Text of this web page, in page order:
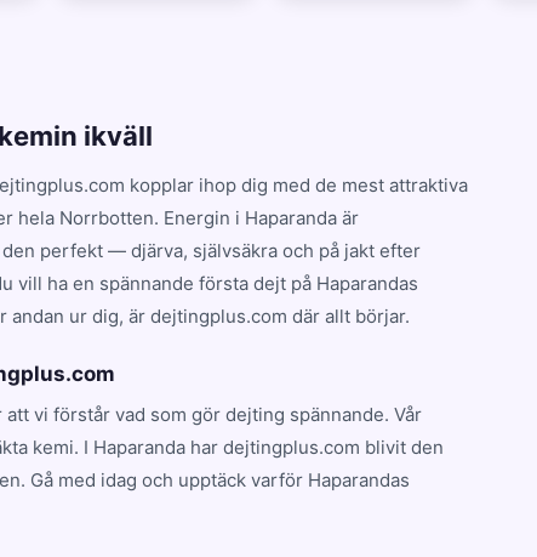
ikväll
kopplar ihop dig med de mest attraktiva
hela Norrbotten. Energin i Haparanda är
perfekt — djärva, självsäkra och på jakt efter
vill ha en spännande första dejt på Haparandas
ur dig, är dejtingplus.com där allt börjar.
vi förstår vad som gör dejting spännande. Vår
kemi. I Haparanda har dejtingplus.com blivit den
Gå med idag och upptäck varför Haparandas